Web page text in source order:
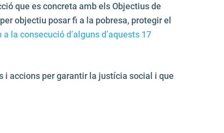
que es concreta amb els Objectius de
objectiu posar fi a la pobresa, protegir el
la consecució d’alguns d’aquests 17
accions per garantir la justícia social i que